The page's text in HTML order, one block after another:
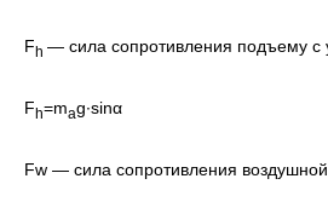
Fh — сила сопротивления подъему с
Fh=mag∙sinα
Fw — сила сопротивления